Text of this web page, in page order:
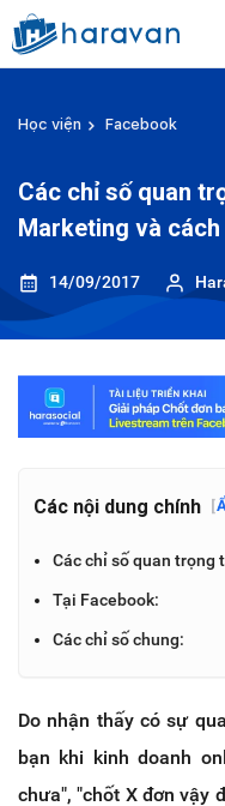
Học viện Facebook
Các chỉ số quan
Marketing và cách
14/09/2017
Các nội dung chính [
Các chỉ số quan trọng
Tại Facebook:
Các chỉ số chung:
Do nhận thấy có sự
bạn khi kinh doanh
chưa", "chốt X đơn vậy